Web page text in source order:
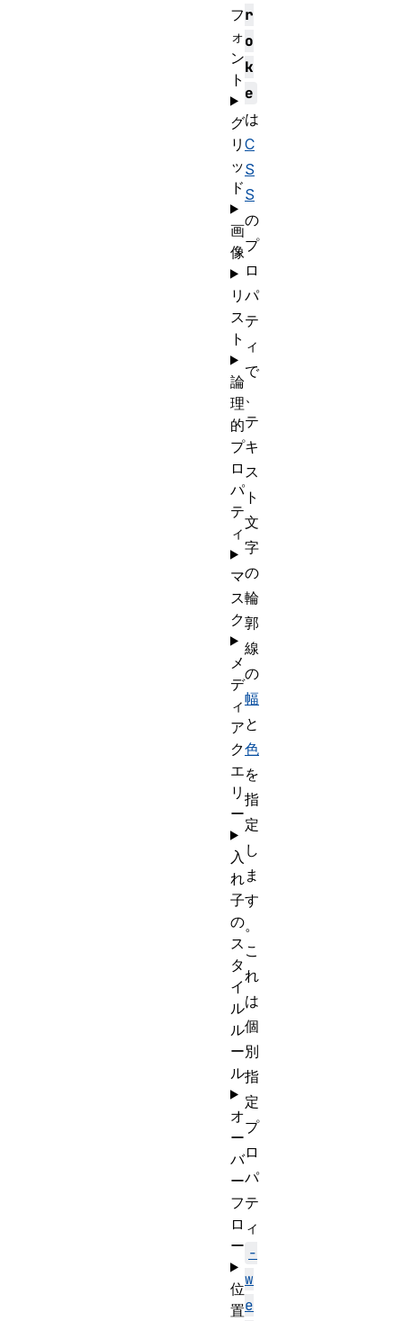
r
o
k
e
は
C
S
S
の
プ
ロ
パ
テ
ィ
で
、
テ
キ
ス
ト
文
字
の
輪
郭
線
の
幅
と
色
を
指
定
し
ま
す
。
こ
れ
は
個
別
指
定
プ
ロ
パ
テ
ィ
-
w
e
フ
ォ
ン
ト
グ
リ
ッ
ド
画
像
リ
ス
ト
論
理
的
プ
ロ
パ
テ
ィ
マ
ス
ク
メ
デ
ィ
ア
ク
エ
リ
ー
入
れ
子
の
ス
タ
イ
ル
ル
ー
ル
オ
ー
バ
ー
フ
ロ
ー
位
置